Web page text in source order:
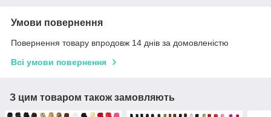
Умови повернення
Повернення товару впродовж 14 днів за домовленістю
Всі умови повернення
З цим товаром також замовляють